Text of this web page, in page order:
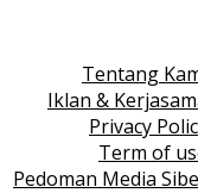
Tentang
Iklan &
Privacy
Term of
Pedoman Media